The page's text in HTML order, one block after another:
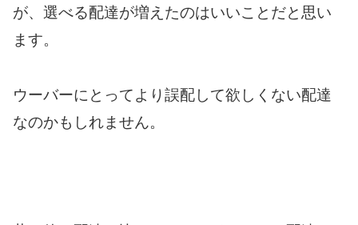
が、選べる配達が増えたのはいいことだと思い
ます。
ウーバーにとってより誤配して欲しくない配達
なのかもしれません。